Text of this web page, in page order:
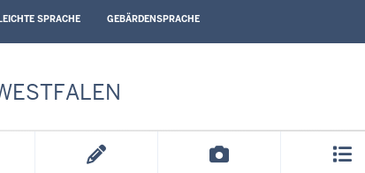
SPRACHE GEBÄRDENSPRACHE